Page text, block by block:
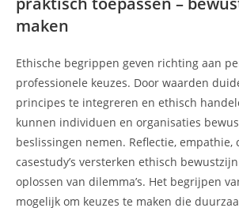
maken
Ethische begrippen geven richting aan
professionele keuzes. Door waarden
principes te integreren en ethisch
kunnen individuen en organisaties
beslissingen nemen. Reflectie, empathie,
casestudy’s versterken ethisch
oplossen van dilemma’s. Het begrijpen
mogelijk om keuzes te maken die